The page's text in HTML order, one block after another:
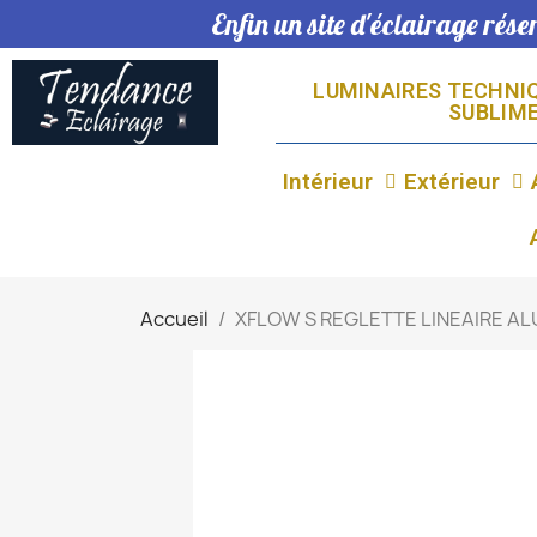
Enfin un site d'éclairage
LUMINAIRES
Intérieur Extérieur
Accueil XFLOW S REGLETTE LINEAIRE